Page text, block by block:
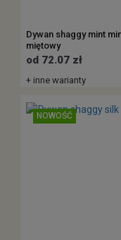
Dywan shaggy mint
miętowy
od 72.07 zł
+ inne warianty
NOWOŚĆ